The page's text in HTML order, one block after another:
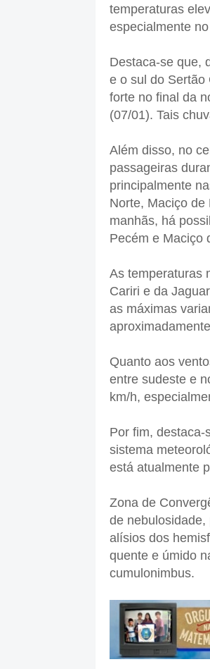
temperaturas
especialmente
Destaca-se que,
e o sul do Sertão
forte no final da
(07/01). Tais
Além disso, no
passageiras
principalmente
Norte, Maciço
manhãs, há
Pecém e Maciço
As temperaturas
Cariri e da
as máximas
Quanto aos
entre sudeste e
km/h,
Por fim, destaca-
sistema
está atualmente
Zona de
de
alísios dos
quente e úmido
cumulonimbus.